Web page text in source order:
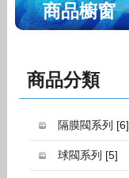
商品櫥窗
商品分類
隔膜閥系列 [6]
球閥系列 [5]